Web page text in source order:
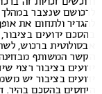
שנצבר במהלך
ולתחום את אופן
ידועים בציבור,
ברכוש, לשתף
המשותף מבחינה
בציבור רצוי
בציבור יש
בהסכם בהיר.